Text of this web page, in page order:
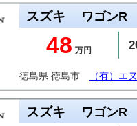
スズキ ワゴンR
48 万円
徳島県 徳島市 （有）エ
スズキ ワゴンR